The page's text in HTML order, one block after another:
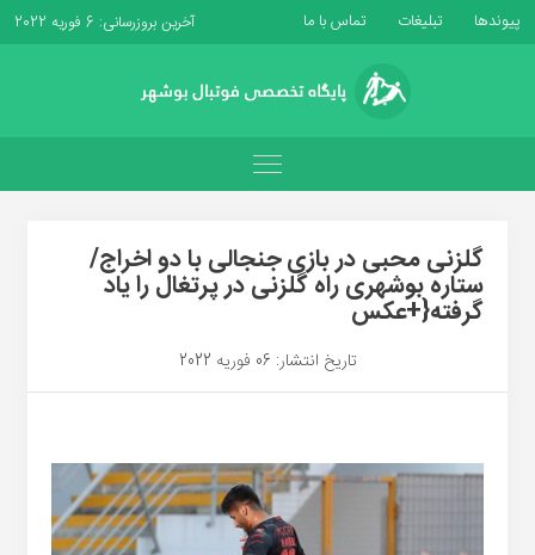
پیوندها تبلیغات تماس با ما آخرین بروزرسانی: 6 فوریه 2022
گلزنی محبی در بازی جنجالی با دو اخراج/
ستاره بوشهری راه گلزنی در پرتغال را یاد
گرفته{+عکس
تاریخ انتشار: 06 فوریه 2022